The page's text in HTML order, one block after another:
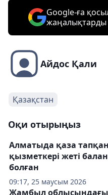
Google-ға
жаңалықтарды
Айдос Қали
Қазақстан
Оқи отырыңыз
09:17, 25 маусым 2026
Алматыда қаза
қызметкері жеті
болған
Жамбыл